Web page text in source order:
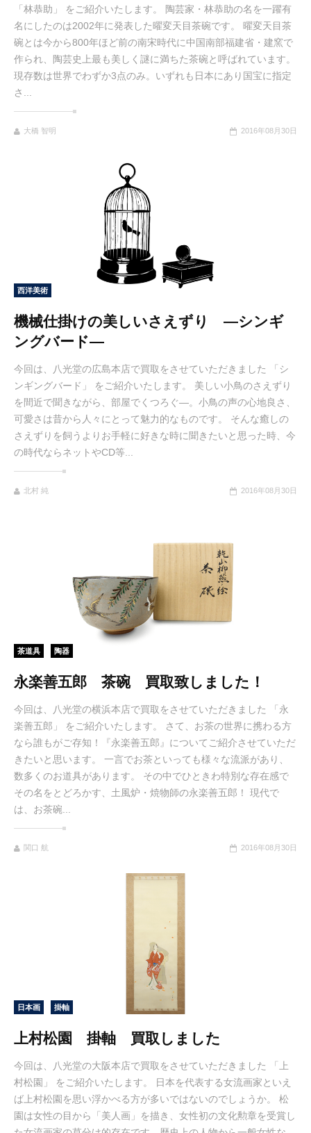
「林恭助」 をご紹介いたします。 陶芸家・林恭助の名を一躍有
名にしたのは2002年に発表した曜変天目茶碗です。 曜変天目茶
碗とは今から800年ほど前の南宋時代に中国南部福建省・建窯で
作られ、陶芸史上最も美しく謎に満ちた茶碗と呼ばれています。
現存数は世界でわずか3点のみ。いずれも日本にあり国宝に指定
さ...
大橋 智明 2016年08月30日
西洋美術
機械仕掛けの美しいさえずり ―シンギ
ングバード―
今回は、八光堂の広島本店で買取をさせていただきました 「シ
ンギングバード」 をご紹介いたします。 美しい小鳥のさえずり
を間近で聞きながら、部屋でくつろぐ―。小鳥の声の心地良さ、
可愛さは昔から人々にとって魅力的なものです。 そんな癒しの
さえずりを飼うよりお手軽に好きな時に聞きたいと思った時、今
の時代ならネットやCD等...
北村 純 2016年08月30日
茶道具 陶器
永楽善五郎 茶碗 買取致しました！
今回は、八光堂の横浜本店で買取をさせていただきました 「永
楽善五郎」 をご紹介いたします。 さて、お茶の世界に携わる方
なら誰もがご存知！『永楽善五郎』についてご紹介させていただ
きたいと思います。 一言でお茶といっても様々な流派があり、
数多くのお道具があります。 その中でひときわ特別な存在感で
その名をとどろかす、土風炉・焼物師の永楽善五郎！ 現代で
は、お茶碗...
関口 航 2016年08月30日
日本画 掛軸
上村松園 掛軸 買取しました
今回は、八光堂の大阪本店で買取をさせていただきました 「上
村松園」 をご紹介いたします。 日本を代表する女流画家といえ
ば上村松園を思い浮かべる方が多いではないのでしょうか。 松
園は女性の目から「美人画」を描き、女性初の文化勲章を受賞し